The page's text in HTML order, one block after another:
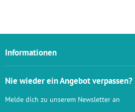
Informationen
AGB
Widerrufsbelehrung
Nie wieder ein Angebot verpassen?
Melde dich zu unserem Newsletter an